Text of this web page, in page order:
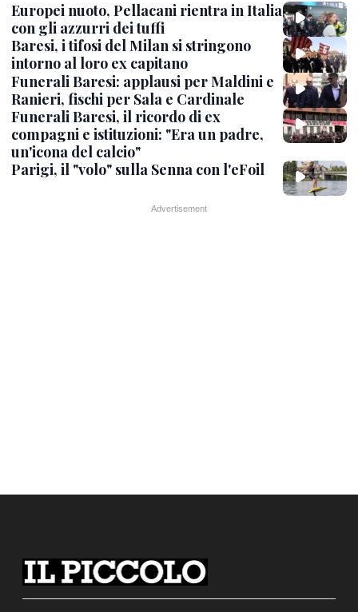
Europei nuoto, Pellacani rientra in Italia
con gli azzurri dei tuffi
Baresi, i tifosi del Milan si stringono
intorno al loro ex capitano
Funerali Baresi: applausi per Maldini e
Ranieri, fischi per Sala e Cardinale
Funerali Baresi, il ricordo di ex
compagni e istituzioni: "Era un padre,
un'icona del calcio"
Parigi, il "volo" sulla Senna con l'eFoil